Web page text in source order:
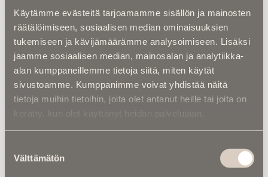
Käytämme evästeitä tarjoamamme sisällön ja mainosten
räätälöimiseen, sosiaalisen median ominaisuuksien
tukemiseen ja kävijämäärämme analysoimiseen. Lisäksi
jaamme sosiaalisen median, mainosalan ja analytiikka-
alan kumppaneillemme tietoja siitä, miten käytät
sivustoamme. Kumppanimme voivat yhdistää näitä
tietoja muihin tietoihin, joita olet antanut heille tai joita on
kerätty, kun olet käyttänyt heidän palvelujaan.
valinta
Välttämätön
Kuolinuutiset |
Retkeilytubettaja Ali Leiniö kuoli
hiihtovaelluksella Lapissa
Kuolema koskettaa | RebelWerksin Aatu
Turpeinen rakentaa romuista muistoja –
“Mulla on ihan kiire elää”
hallintaoikeus siirtyy vuosikymmenten